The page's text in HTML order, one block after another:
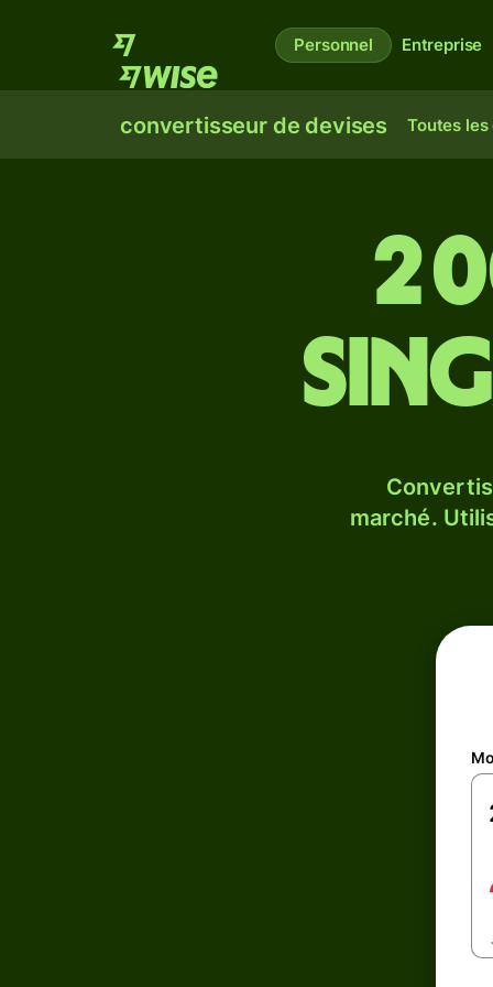
Personnel Entreprise
convertisseur de devises Toutes les
2
marché.